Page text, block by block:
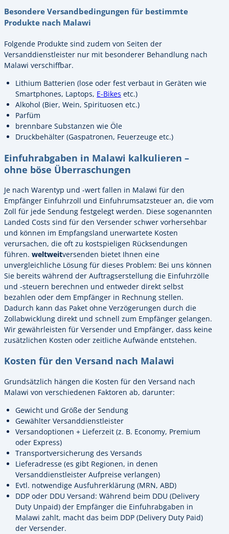
Besondere Versandbedingungen für bestimmte
Produkte nach Malawi
Folgende Produkte sind zudem von Seiten der
Versanddienstleister nur mit besonderer Behandlung nach
Malawi verschiffbar.
Lithium Batterien (lose oder fest verbaut in Geräten wie
Smartphones, Laptops, E-Bikes etc.)
Alkohol (Bier, Wein, Spirituosen etc.)
Parfüm
brennbare Substanzen wie Öle
Druckbehälter (Gaspatronen, Feuerzeuge etc.)
Einfuhrabgaben in Malawi kalkulieren –
ohne böse Überraschungen
Je nach Warentyp und -wert fallen in Malawi für den
Empfänger Einfuhrzoll und Einfuhrumsatzsteuer an, die vom
Zoll für jede Sendung festgelegt werden. Diese sogenannten
Landed Costs sind für den Versender schwer vorhersehbar
und können im Empfangsland unerwartete Kosten
verursachen, die oft zu kostspieligen Rücksendungen
führen. weltweitversenden bietet Ihnen eine
unvergleichliche Lösung für dieses Problem: Bei uns können
Sie bereits während der Auftragserstellung die Einfuhrzölle
und -steuern berechnen und entweder direkt selbst
bezahlen oder dem Empfänger in Rechnung stellen.
Dadurch kann das Paket ohne Verzögerungen durch die
Zollabwicklung direkt und schnell zum Empfänger gelangen.
Wir gewährleisten für Versender und Empfänger, dass keine
zusätzlichen Kosten oder zeitliche Aufwände entstehen.
Kosten für den Versand nach Malawi
Grundsätzlich hängen die Kosten für den Versand nach
Malawi von verschiedenen Faktoren ab, darunter:
Gewicht und Größe der Sendung
Gewählter Versanddienstleister
Versandoptionen + Lieferzeit (z. B. Economy, Premium
oder Express)
Transportversicherung des Versands
Lieferadresse (es gibt Regionen, in denen
Versanddienstleister Aufpreise verlangen)
Evtl. notwendige Ausfuhrerklärung (MRN, ABD)
DDP oder DDU Versand: Während beim DDU (Delivery
Duty Unpaid) der Empfänger die Einfuhrabgaben in
Malawi zahlt, macht das beim DDP (Delivery Duty Paid)
der Versender.